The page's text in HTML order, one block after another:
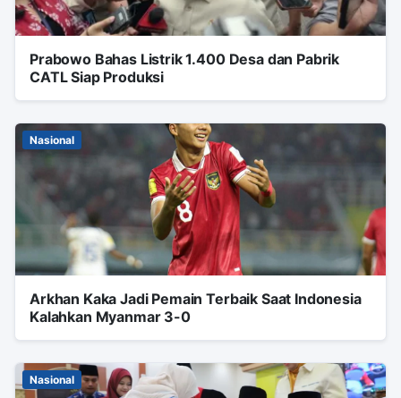
Prabowo Bahas Listrik 1.400 Desa dan Pabrik
CATL Siap Produksi
Nasional
Arkhan Kaka Jadi Pemain Terbaik Saat Indonesia
Kalahkan Myanmar 3-0
Nasional